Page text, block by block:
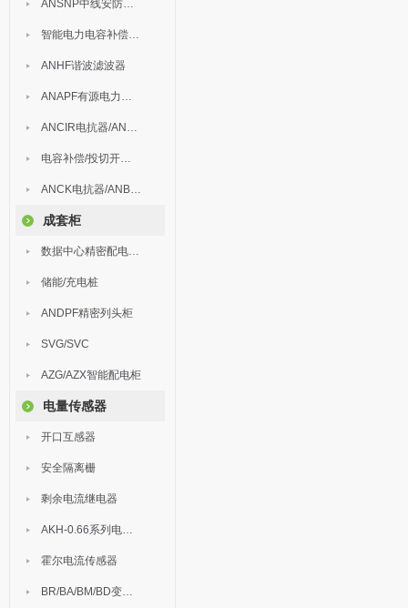
ANSNP中线安防保护器
智能电力电容补偿装置
ANHF谐波滤波器
ANAPF有源电力滤波器
ANCIR电抗器/ANHPD300谐波保护器
电容补偿/投切开关/ARC
ANCK电抗器/ANBSMJ自愈式低压并联电容器
成套柜
数据中心精密配电监控装置
储能/充电桩
ANDPF精密列头柜
SVG/SVC
AZG/AZX智能配电柜
电量传感器
开口互感器
安全隔离栅
剩余电流继电器
AKH-0.66系列电流互感器
霍尔电流传感器
BR/BA/BM/BD变送器